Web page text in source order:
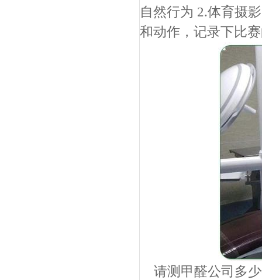
自然行为 2.体育摄
和动作，记录下比
请测甲醛公司多